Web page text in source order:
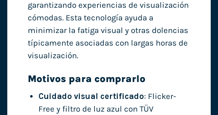
garantizando experiencias de visualización
cómodas. Esta tecnología ayuda a
minimizar la fatiga visual y otras dolencias
típicamente asociadas con largas horas de
visualización.
Motivos para comprarlo
Cuidado visual certificado: Flicker-
Free y filtro de luz azul con TÜV